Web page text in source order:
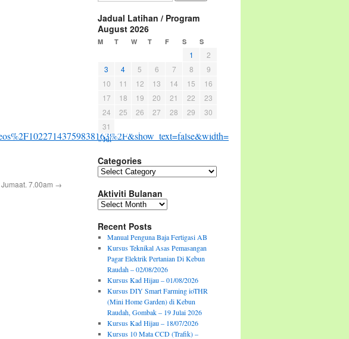
7.00am →
Jadual Latihan / Program
August 2026
M T W T F S S
1
2
3
4 5 6 7 8
9
10
11 12 13 14 15
16
17
18 19 20 21 22
23
24
25 26 27 28 29
30
31
« Jul
Categories
Categories
Aktiviti Bulanan
Aktiviti
Recent Posts
Manual Penguna Baja Fertigasi AB
Kursus Teknikal Asas Pemasangan
Pagar Elektrik Pertanian Di Kebun
Raudah – 02/08/2026
Kursus Kad Hijau – 01/08/2026
Kursus DIY Smart Farming ioTHR
(Mini Home Garden) di Kebun
Raudah, Gombak – 19 Julai 2026
Kursus Kad Hijau – 18/07/2026
Kursus 10 Mata CCD (Trafik) –